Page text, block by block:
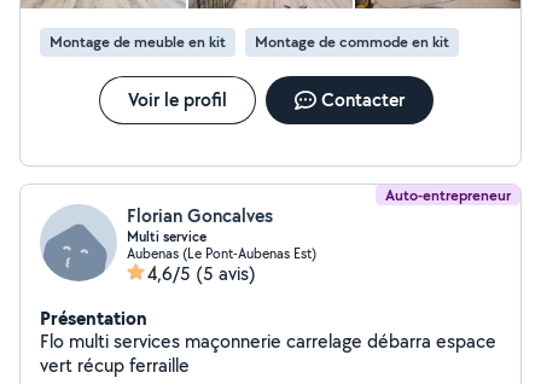
Montage de meuble en kit Montage de commode en kit
Voir le profil Contacter
Auto-entrepreneur
Florian Goncalves
Multi service
Aubenas (Le Pont-Aubenas Est)
4,6/5 (5 avis)
Présentation
Flo multi services maçonnerie carrelage débarra espace
vert récup ferraille